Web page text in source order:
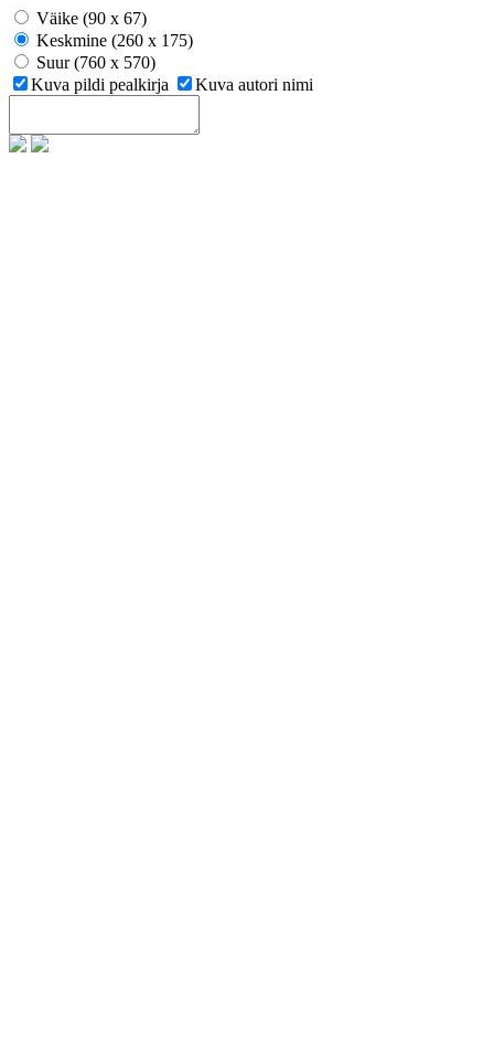
Väike (90 x 67)
Keskmine (260 x 175)
Suur (760 x 570)
Kuva pildi pealkirja
Kuva autori nimi